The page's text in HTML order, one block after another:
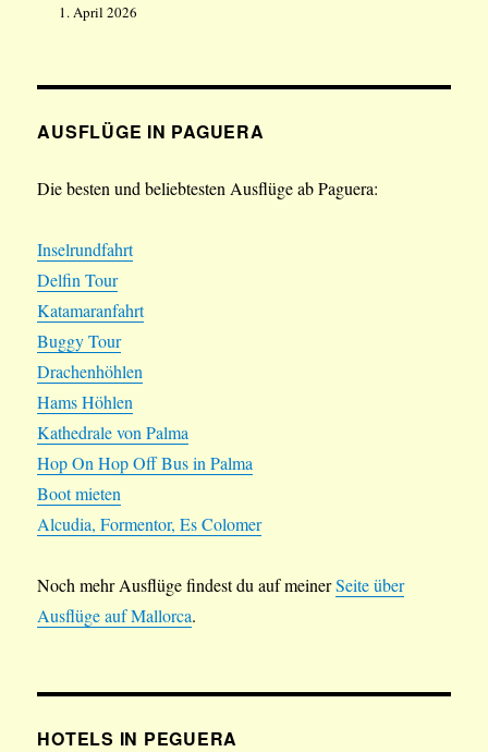
1. April 2026
AUSFLÜGE IN PAGUERA
Die besten und beliebtesten Ausflüge ab Paguera:
Inselrundfahrt
Delfin Tour
Katamaranfahrt
Buggy Tour
Drachenhöhlen
Hams Höhlen
Kathedrale von Palma
Hop On Hop Off Bus in Palma
Boot mieten
Alcudia, Formentor, Es Colomer
Noch mehr Ausflüge findest du auf meinerSeite über
Ausflüge auf Mallorca.
HOTELS IN PEGUERA